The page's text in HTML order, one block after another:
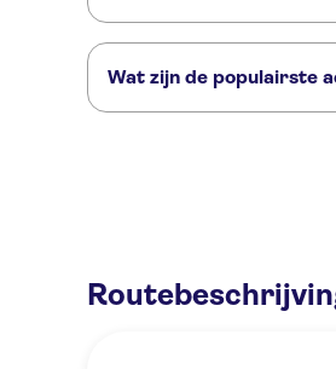
London Eye Harry Potter tours
Wat zijn de populairste